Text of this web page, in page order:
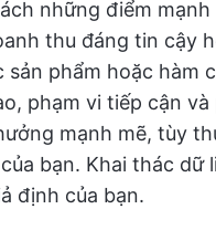
những điểm
thu đáng tin cậy
sản phẩm hoặc hàm
phạm vi tiếp cận và
mạnh mẽ, tùy
bạn. Khai thác dữ
định của bạn.